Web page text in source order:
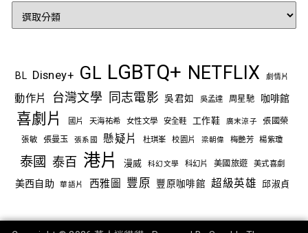
BL
Disney+ GL LGBTQ+ NETFLIX 劇情片
動作片 台灣文學 同志電影 吳君如 吳孟達 周星馳 咖啡館
喜劇片 國片 天海祐希 女性文學 安全鞋 工作鞋 廣末涼子
張國榮
張敏
張曼玉 張系國 懸疑片 杜琪峯 校園片 梁朝偉 梅艷芳 楊紫瓊
泰國 泰百 港片 漫威 科幻文學 科幻片 美國旅遊 美式喜劇
美西自助 華語片 西雅圖 豐原 豐原咖啡館 超級英雄 邱淑貞